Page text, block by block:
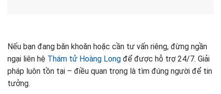
Nếu bạn đang băn khoăn hoặc cần tư vấn riêng, đừng ngần
ngại liên hệ Thám tử Hoàng Long để được hỗ trợ 24/7. Giải
pháp luôn tồn tại – điều quan trọng là tìm đúng người để tin
tưởng.